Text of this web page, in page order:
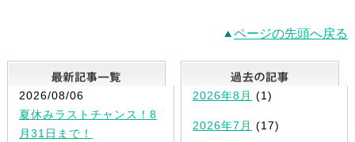
ページの先頭へ戻る
最新記事一覧
2026/08/06
夏休みラストチャンス！8
月31日まで！
2026年8月 (1)
2026年7月 (17)